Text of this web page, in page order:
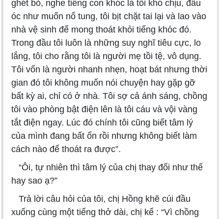
ghét bỏ, nghe tiếng con khóc là tôi khó chịu, đầu
óc như muốn nổ tung, tôi bịt chặt tai lại và lao vào
nhà vệ sinh để mong thoát khỏi tiếng khóc đó.
Trong đầu tôi luôn là những suy nghĩ tiêu cực, lo
lắng, tôi cho rằng tôi là người mẹ tồi tệ, vô dụng.
Tôi vốn là người nhanh nhẹn, hoạt bát nhưng thời
gian đó tôi không muốn nói chuyện hay gặp gỡ
bất kỳ ai, chỉ có ở nhà. Tôi sợ cả ánh sáng, chồng
tôi vào phòng bật điện lên là tôi cáu và vội vàng
tắt điện ngay. Lúc đó chính tôi cũng biết tâm lý
của mình đang bất ổn rồi nhưng không biết làm
cách nào để thoát ra được”.
“Ôi, tự nhiên thì tâm lý của chị thay đổi như thế
hay sao ạ?”
Trả lời câu hỏi của tôi, chị Hồng khẽ cúi đầu
xuống cùng một tiếng thở dài, chị kể : “Vì chồng